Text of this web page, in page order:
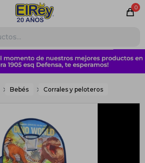
0
Bebés Corrales y peloteros